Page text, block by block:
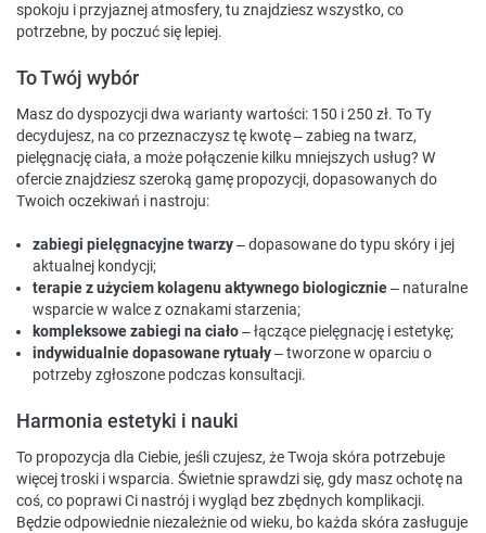
spokoju i przyjaznej atmosfery, tu znajdziesz wszystko, co
potrzebne, by poczuć się lepiej.
To Twój wybór
Masz do dyspozycji dwa warianty wartości: 150 i 250 zł. To Ty
decydujesz, na co przeznaczysz tę kwotę – zabieg na twarz,
pielęgnację ciała, a może połączenie kilku mniejszych usług? W
ofercie znajdziesz szeroką gamę propozycji, dopasowanych do
Twoich oczekiwań i nastroju:
zabiegi pielęgnacyjne twarzy– dopasowane do typu skóry i jej
aktualnej kondycji;
terapie z użyciem kolagenu aktywnego biologicznie– naturalne
wsparcie w walce z oznakami starzenia;
kompleksowe zabiegi na ciało– łączące pielęgnację i estetykę;
indywidualnie dopasowane rytuały– tworzone w oparciu o
potrzeby zgłoszone podczas konsultacji.
Harmonia estetyki i nauki
To propozycja dla Ciebie, jeśli czujesz, że Twoja skóra potrzebuje
więcej troski i wsparcia. Świetnie sprawdzi się, gdy masz ochotę na
coś, co poprawi Ci nastrój i wygląd bez zbędnych komplikacji.
Będzie odpowiednie niezależnie od wieku, bo każda skóra zasługuje